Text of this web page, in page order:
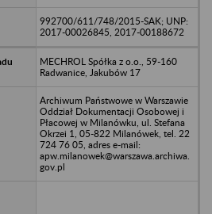
992700/611/748/2015-SAK; UNP:
2017-00026845, 2017-00188672
MECHROL Spółka z o.o., 59-160
Radwanice, Jakubów 17
Archiwum Państwowe w Warszawie
Oddział Dokumentacji Osobowej i
Płacowej w Milanówku, ul. Stefana
Okrzei 1, 05-822 Milanówek, tel. 22
724 76 05, adres e-mail:
apw.milanowek@warszawa.archiwa.
gov.pl